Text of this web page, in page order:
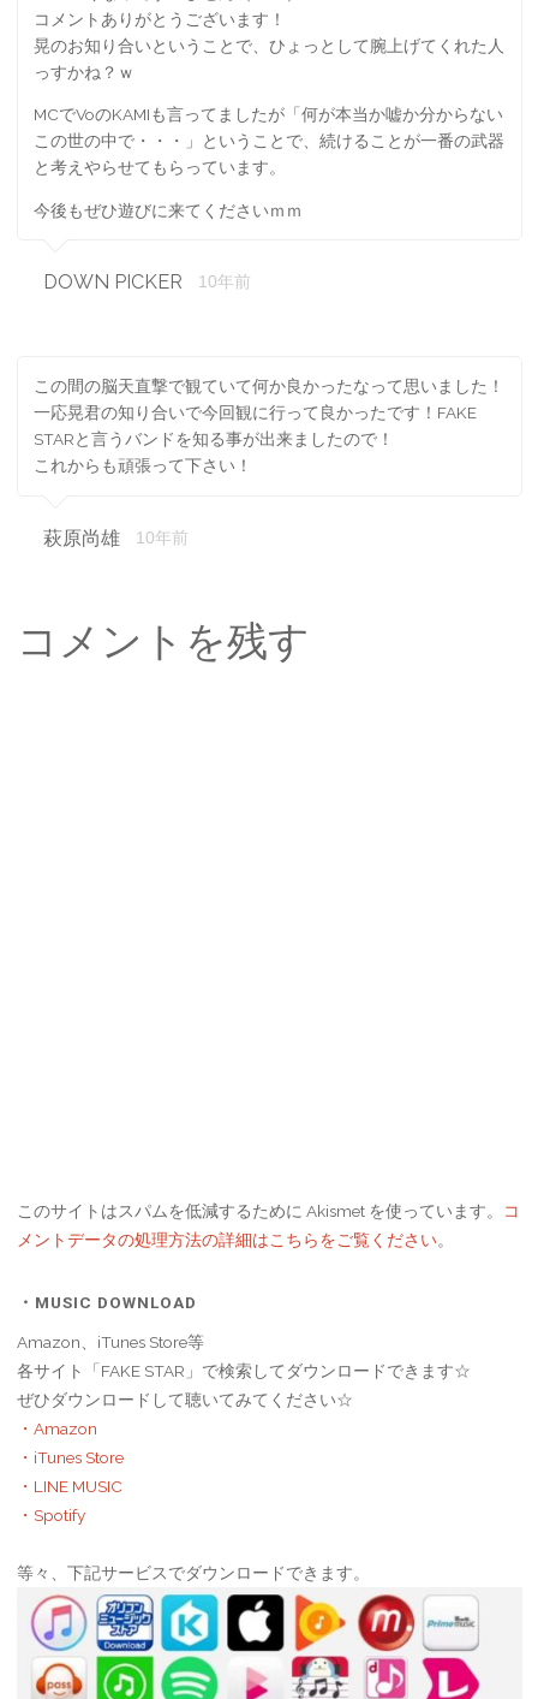
コメントありがとうございます！
晃のお知り合いということで、ひょっとして腕上げてくれた人
っすかね？ｗ
MCでVoのKAMIも言ってましたが「何が本当か嘘か分からない
この世の中で・・・」ということで、続けることが一番の武器
と考えやらせてもらっています。
今後もぜひ遊びに来てくださいｍｍ
DOWN PICKER 10年前
この間の脳天直撃で観ていて何か良かったなって思いました！
一応晃君の知り合いで今回観に行って良かったです！FAKE
STARと言うバンドを知る事が出来ましたので！
これからも頑張って下さい！
萩原尚雄 10年前
コメントを残す
このサイトはスパムを低減するために Akismet を使っています。
コ
メントデータの処理方法の詳細はこちらをご覧ください。
・MUSIC DOWNLOAD
Amazon、iTunes Store等
各サイト「FAKE STAR」で検索してダウンロードできます☆
ぜひダウンロードして聴いてみてください☆
・Amazon
・iTunes Store
・LINE MUSIC
・Spotify
等々、下記サービスでダウンロードできます。